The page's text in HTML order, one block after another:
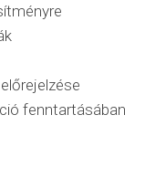
fenntartásában